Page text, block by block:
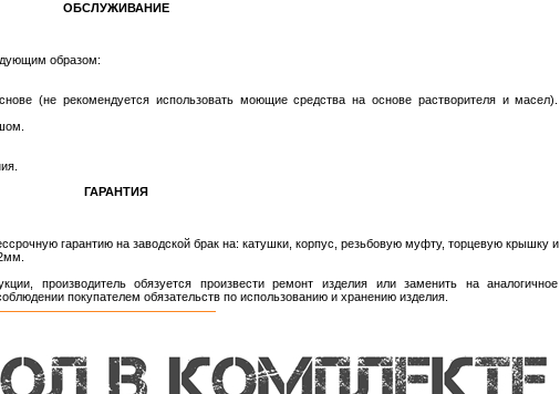
ОБСЛУЖИВАНИЕ
образом:
(не рекомендуется использовать моющие средства на основе растворителя и масел).
ГАРАНТИЯ
гарантию на заводской брак на: катушки, корпус, резьбовую муфту, торцевую крышку и
производитель обязуется произвести ремонт изделия или заменить на аналогичное
покупателем обязательств по использованию и хранению изделия.